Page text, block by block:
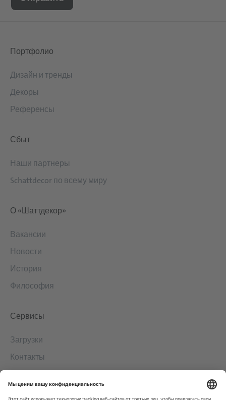
Портфолио
Дизайн и тренды
Декоры
Референсы
Сбыт
Наши партнеры
Schattdecor по всему миру
О «Шаттдекор»
Вакансии
Новости
История
Философия
Сервисы
Загрузки
Контакты